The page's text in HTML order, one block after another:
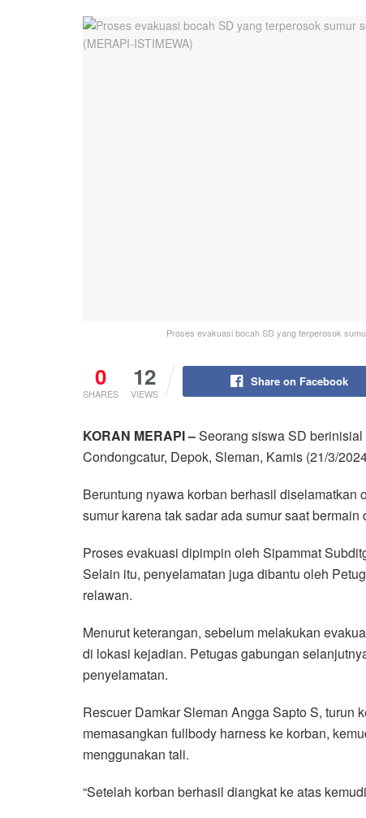
Proses evakuasi bocah SD yang terperosok
0
SHARES
12
VIEWS
Share on Facebook
KORAN MERAPI –Seorang siswa SD
Condongcatur, Depok, Sleman, Kamis (21/3/
Beruntung nyawa korban berhasil
sumur karena tak sadar ada sumur saat bermain
Proses evakuasi dipimpin oleh Sipammat
Selain itu, penyelamatan juga dibantu oleh
relawan.
Menurut keterangan, sebelum melakukan
di lokasi kejadian. Petugas gabungan
penyelamatan.
Rescuer Damkar Sleman Angga Sapto S, turun
memasangkan fullbody harness ke korban,
menggunakan tali.
“Setelah korban berhasil diangkat ke atas